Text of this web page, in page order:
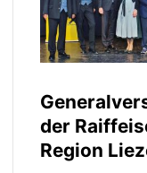
der
Region